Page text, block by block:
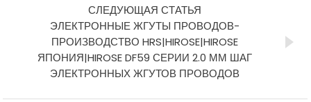
СЛЕДУЮЩАЯ СТАТЬЯ
ЭЛЕКТРОННЫЕ ЖГУТЫ ПРОВОДОВ-
ПРОИЗВОДСТВО HRS|HIROSE|HIROSE
ЯПОНИЯ|HIROSE DF59 СЕРИИ 2.0 ММ ШАГ
ЭЛЕКТРОННЫХ ЖГУТОВ ПРОВОДОВ